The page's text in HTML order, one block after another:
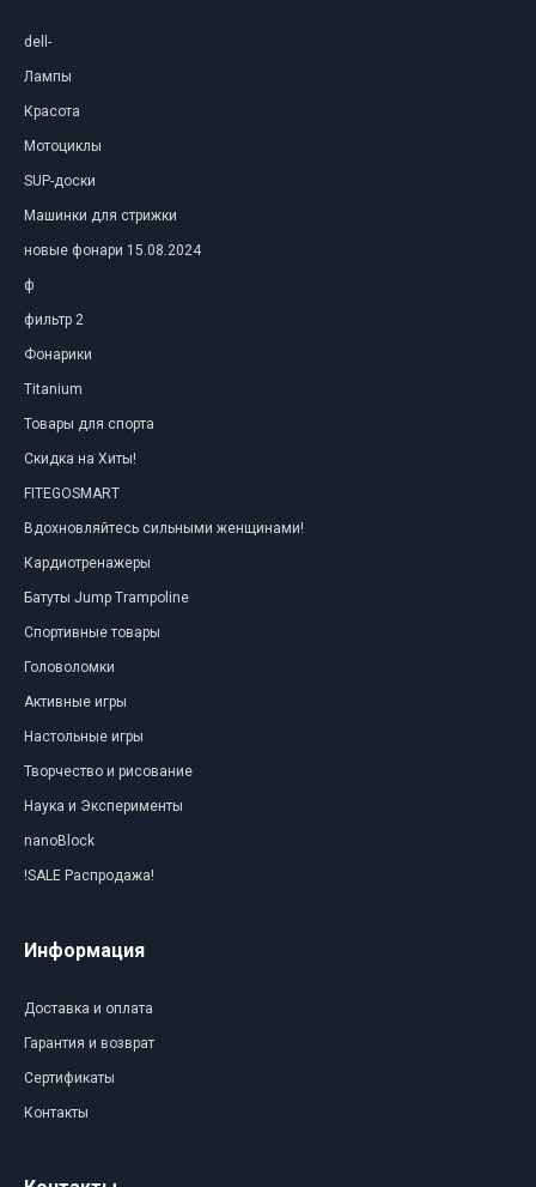
dell-
Лампы
Красота
Мотоциклы
SUP-доски
Машинки для стрижки
новые фонари 15.08.2024
ф
фильтр 2
Фонарики
Titanium
Товары для спорта
Скидка на Хиты!
FITEGOSMART
Вдохновляйтесь сильными женщинами!
Кардиотренажеры
Батуты Jump Trampoline
Спортивные товары
Головоломки
Активные игры
Настольные игры
Творчество и рисование
Наука и Эксперименты
nanoBlock
!SALE Распродажа!
Информация
Доставка и оплата
Гарантия и возврат
Сертификаты
Контакты